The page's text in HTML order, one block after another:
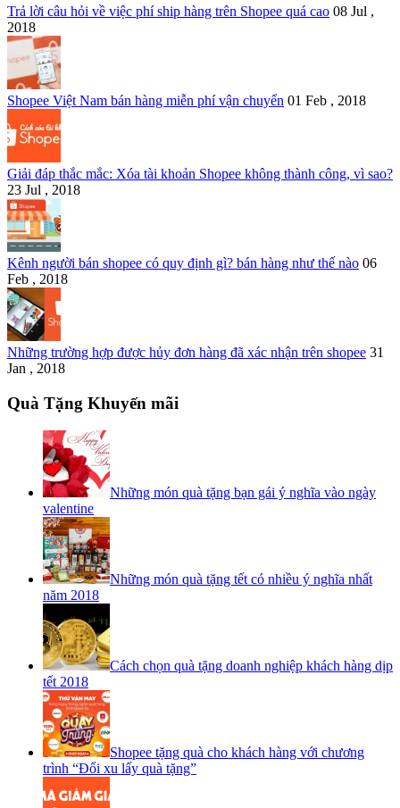
Trả lời câu hỏi về việc phí ship hàng trên Shopee quá cao 08 Jul ,
2018
Shopee Việt Nam bán hàng miễn phí vận chuyển 01 Feb , 2018
Giải đáp thắc mắc: Xóa tài khoản Shopee không thành công, vì sao?
23 Jul , 2018
Kênh người bán shopee có quy định gì? bán hàng như thế nào 06
Feb , 2018
Những trường hợp được hủy đơn hàng đã xác nhận trên shopee 31
Jan , 2018
Quà Tặng Khuyến mãi
Những món quà tặng bạn gái ý nghĩa vào ngày
valentine
Những món quà tặng tết có nhiều ý nghĩa nhất
năm 2018
Cách chọn quà tặng doanh nghiệp khách hàng dịp
tết 2018
Shopee tặng quà cho khách hàng với chương
trình “Đổi xu lấy quà tặng”